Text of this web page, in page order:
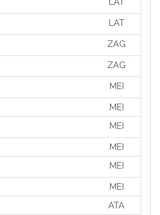
LAT
ZAG
ZAG
MEI
MEI
MEI
MEI
MEI
MEI
ATA